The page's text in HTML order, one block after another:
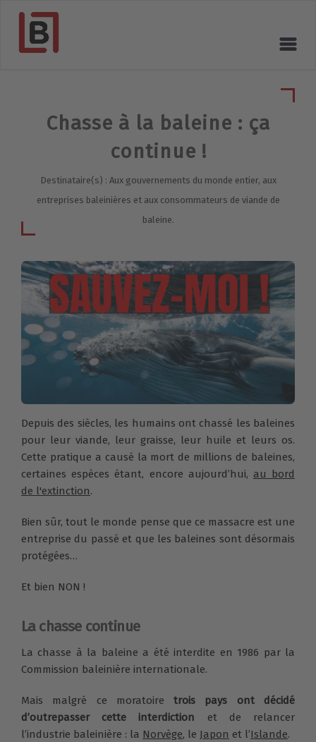
Chasse à la baleine : ça
continue !
Destinataire(s) : Aux gouvernements du monde entier, aux
entreprises baleinières et aux consommateurs de viande de
baleine.
Depuis des siècles, les humains ont chassé les baleines
pour leur viande, leur graisse, leur huile et leurs os.
Cette pratique a causé la mort de millions de baleines,
certaines espèces étant, encore aujourd’hui, au bord
de l'extinction.
Bien sûr, tout le monde pense que ce massacre est une
entreprise du passé et que les baleines sont désormais
protégées…
Et bien NON !
La chasse continue
La chasse à la baleine a été interdite en 1986 par la
Commission baleinière internationale.
Mais malgré ce moratoiretrois pays ont décidé
d’outrepasser cette interdiction et de relancer
l’industrie baleinière : la Norvège, le Japon et l’Islande.